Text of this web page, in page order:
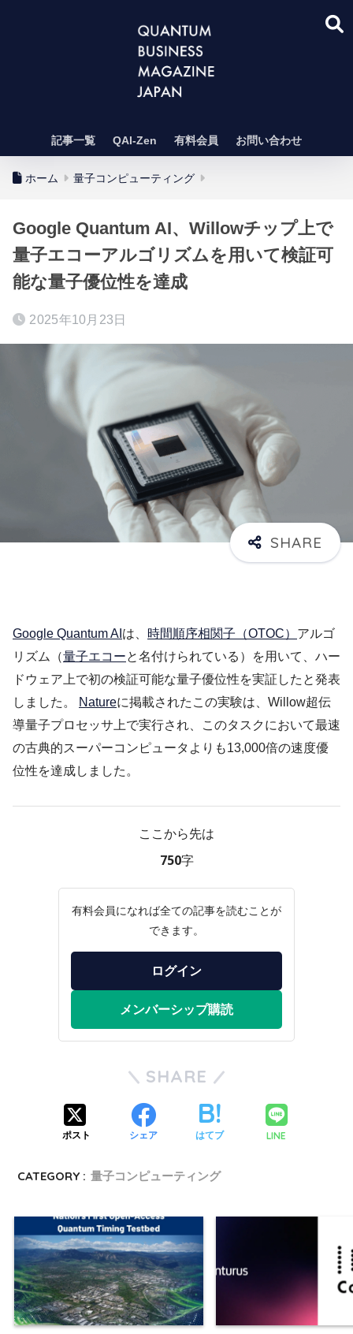
記事一覧 QAI-Zen 有料会員 お問い合わせ
ホーム 量子コンピューティング
Google Quantum AI、Willowチップ上で
量子エコーアルゴリズムを用いて検証可
能な量子優位性を達成
2025年10月23日
Google Quantum AI は、 時間順序相関子（OTOC） アルゴ
リズム（量子エコーと名付けられている）を用いて、ハー
ドウェア上で初の検証可能な量子優位性を実証したと発表
しました。
Natureに掲載されたこの実験は、Willow超伝
導量子プロセッサ上で実行され、このタスクにおいて最速
の古典的スーパーコンピュータよりも13,000倍の速度優
位性を達成しました。
ここから先は
750字
有料会員になれば全ての記事を読むことが
できます。
ログイン
メンバーシップ購読
SHARE
ポスト シェア はてブ LINE
CATEGORY : 量子コンピューティング